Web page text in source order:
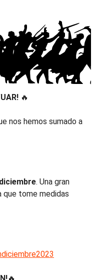
🔥
nos hemos sumado a
. Una gran
que tome medidas